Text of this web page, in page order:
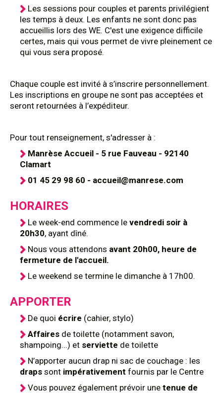
Les sessions pour couples et parents privilégient
les temps à deux. Les enfants ne sont donc pas
accueillis lors des WE. C'est une exigence difficile
certes, mais qui vous permet de vivre pleinement ce
qui vous sera proposé.
Chaque couple est invité à s’inscrire personnellement.
Les inscriptions en groupe ne sont pas acceptées et
seront retournées à l’expéditeur.
Pour tout renseignement, s'adresser à :
Manrèse Accueil - 5 rue Fauveau - 92140
Clamart
01 45 29 98 60 - accueil@manrese.com
HORAIRES
Le week-end commence le vendredi soir à
20h30, ayant dîné.
Nous vous attendons avant 20h00, heure de
fermeture de l'accueil.
Le weekend se termine le dimanche à 17h00.
APPORTER
De quoi écrire (cahier, stylo)
Affaires de toilette (notamment savon,
shampoing...) et serviette de toilette
N’apporter aucun drap ni sac de couchage : les
draps sont impérativement fournis par le Centre
Vous pouvez également prévoir une tenue de